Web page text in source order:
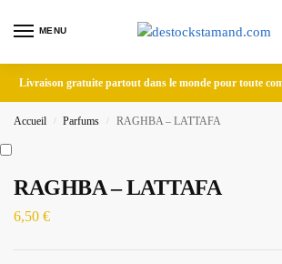
MENU
Livraison gratuite partout dans le monde pour toute
Accueil / Parfums / RAGHBA – LATTAFA
RAGHBA – LATTAFA
6,50 €